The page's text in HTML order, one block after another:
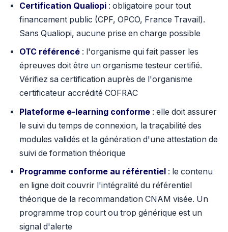
Certification Qualiopi: obligatoire pour tout
financement public (CPF, OPCO, France Travail).
Sans Qualiopi, aucune prise en charge possible
OTC référencé: l'organisme qui fait passer les
épreuves doit être un organisme testeur certifié.
Vérifiez sa certification auprès de l'organisme
certificateur accrédité COFRAC
Plateforme e-learning conforme: elle doit assurer
le suivi du temps de connexion, la traçabilité des
modules validés et la génération d'une attestation de
suivi de formation théorique
Programme conforme au référentiel: le contenu
en ligne doit couvrir l'intégralité du référentiel
théorique de la recommandation CNAM visée. Un
programme trop court ou trop générique est un
signal d'alerte